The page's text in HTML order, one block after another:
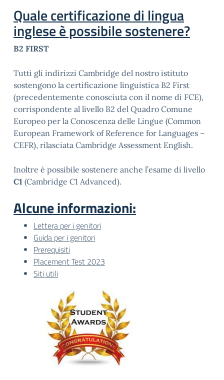
Quale certificazione di lingua
inglese è possibile sostenere?
B2 FIRST
Tutti gli indirizzi Cambridge del nostro istituto
sostengono la certificazione linguistica B2 First
(precedentemente conosciuta con il nome di FCE),
corrispondente al livello B2 del Quadro Comune
Europeo per la Conoscenza delle Lingue (Common
European Framework of Reference for Languages –
CEFR), rilasciata Cambridge Assessment English.
Inoltre è possibile sostenere anche l’esame di livello
C1 (Cambridge C1 Advanced).
Alcune informazioni:
Lettera per i genitori
Guida per i genitori
Prerequisiti
Placement Test 2023
Siti utili